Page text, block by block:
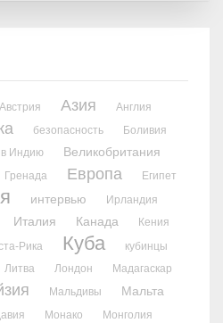
Австрия Азия Англия
безопасность
Боливия
в Индию
Великобритания
Гренада Европа Египет
интервью
Ирландия
Италия Канада Кения
Рика Куба кубинцы
Литва Лондон
Мадагаскар
Мальдивы Мальта
Монако Монголия